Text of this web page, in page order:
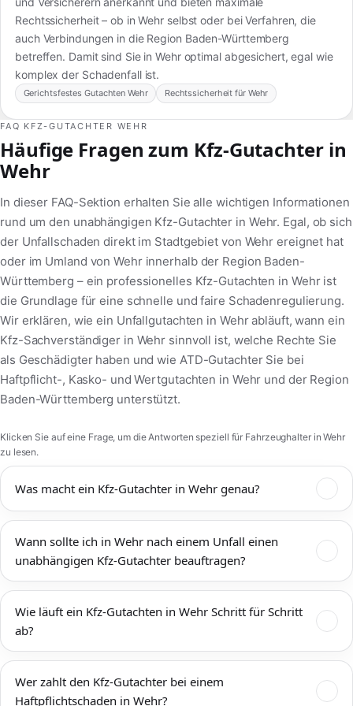
Rechtssicherheit – ob in Wehr selbst oder bei Verfahren, die
auch Verbindungen in die Region Baden-Württemberg
betreffen. Damit sind Sie in Wehr optimal abgesichert, egal wie
komplex der Schadenfall ist.
Gerichtsfestes Gutachten Wehr Rechtssicherheit für Wehr
FAQ KFZ-GUTACHTER WEHR
Häufige Fragen zum Kfz-Gutachter in
Wehr
In dieser FAQ-Sektion erhalten Sie alle wichtigen Informationen
rund um den unabhängigen Kfz-Gutachter in Wehr. Egal, ob sich
der Unfallschaden direkt im Stadtgebiet von Wehr ereignet hat
oder im Umland von Wehr innerhalb der Region Baden-
Württemberg – ein professionelles Kfz-Gutachten in Wehr ist
die Grundlage für eine schnelle und faire Schadenregulierung.
Wir erklären, wie ein Unfallgutachten in Wehr abläuft, wann ein
Kfz-Sachverständiger in Wehr sinnvoll ist, welche Rechte Sie
als Geschädigter haben und wie ATD-Gutachter Sie bei
Haftpflicht-, Kasko- und Wertgutachten in Wehr und der Region
Baden-Württemberg unterstützt.
Klicken Sie auf eine Frage, um die Antworten speziell für Fahrzeughalter in Wehr
zu lesen.
Was macht ein Kfz-Gutachter in Wehr genau?
bewertet den technischen und wirtschaftlichen Zustand Ihres
Fahrzeugs und ermittelt Reparaturkosten,
Wiederbeschaffungswert, Restwert und mögliche
Versicherungen, Werkstätten, Rechtsanwälten und Gerichten
Schadenregulierung. ATD-Gutachter arbeitet unabhängig, ist
nicht an eine Versicherung gebunden und vertritt ausschließlich
Ihre Interessen als Fahrzeughalter in Wehr und – wenn nötig –
Wann sollte ich in Wehr nach einem Unfall einen
unabhängigen Kfz-Gutachter beauftragen?
dann beauftragen, wenn mehr als ein offensichtlicher
Bagatellschaden vorliegt oder die tatsächliche Schadenshöhe
unklar ist. Das gilt sowohl für Unfälle im Innenstadtbereich von
Wie läuft ein Kfz-Gutachten in Wehr Schritt für Schritt
ab?
Fahrzeugs direkt in Wehr – auf Wunsch bei Ihnen zu Hause, in
Wer zahlt den Kfz-Gutachter bei einem
Haftpflichtschaden in Wehr?